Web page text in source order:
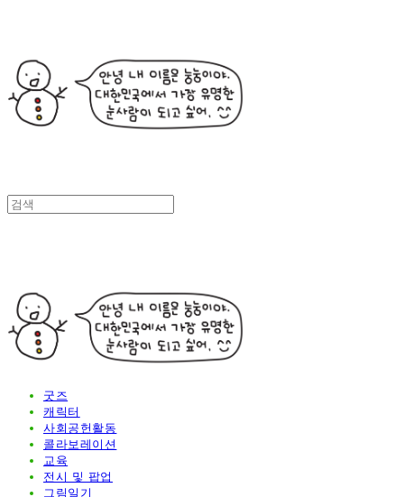
굿즈
캐릭터
사회공헌활동
콜라보레이션
교육
전시 및 팝업
그림일기